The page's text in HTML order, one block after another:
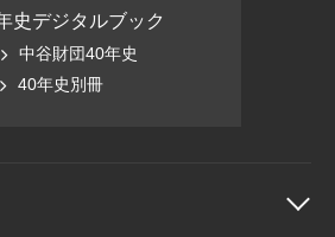
史デジタルブック
中谷財団40年史
40年史別冊